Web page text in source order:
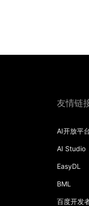
友情链
AI开放平
AI Studio
EasyDL
BML
百度开发